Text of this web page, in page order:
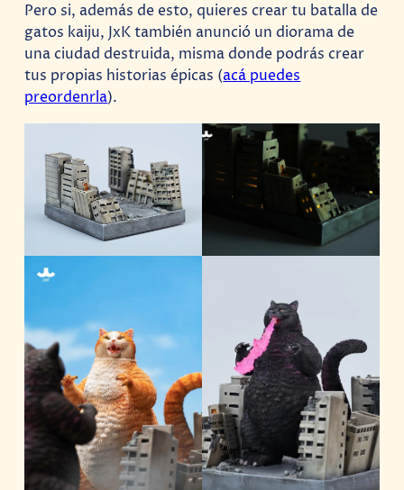
Pero si, además de esto, quieres crear tu batalla de
gatos kaiju, JxK también anunció un diorama de
una ciudad destruida, misma donde podrás crear
tus propias historias épicas (acá puedes
preordenrla).